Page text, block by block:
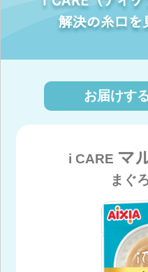
お届けす
i CARE マ
まぐ